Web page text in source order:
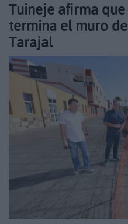
Tuineje afirma que
termina el muro
Tarajal